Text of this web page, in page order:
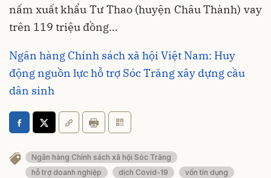
nấm xuất khẩu Tư Thao (huyện Châu Thành) vay
trên 119 triệu đồng…
Ngân hàng Chính sách xã hội Việt Nam: Huy
động nguồn lực hỗ trợ Sóc Trăng xây dựng cầu
dân sinh
Ngân hàng Chính sách xã hội Sóc Trăng
hỗ trợ doanh nghiệp
dịch Covid-19
vốn tín dụng